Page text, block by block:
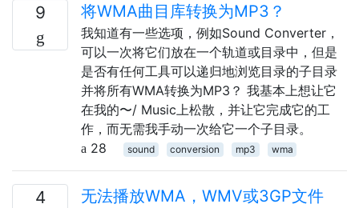
9 将WMA曲目库转换为MP3？
我知道有一些选项，例如Sound Converter，
可以一次将它们放在一个轨道或目录中，但是
是否有任何工具可以递归地浏览目录的子目录
并将所有WMA转换为MP3？ 我基本上想让它
在我的〜/ Music上松散，并让它完成它的工
作，而无需我手动一次给它一个子目录。
28
sound conversion mp3 wma
4 无法播放WMA，WMV或3GP文件